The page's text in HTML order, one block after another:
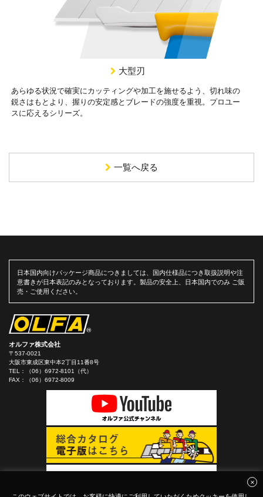
大型刃
あらゆる状況で確実にカッティングや加工を施せるよう、切れ味の
鋭さはもとより、握りの安定感とブレードの強度を重視。プロユー
スに応えるシリーズ。
一覧へ戻る
日本国内向けパッケージ商品につきましては、国内仕様品につき取扱説明や注
意書きが日本表記のみとなっております。製品の安全上、日本国内でのみ ご販
売・ご使用ください。
オルファ株式会社
〒537-0021
大阪市東成区東中本2丁目11番8号
TEL：
（06）6972-8101（代）
FAX：（06）6972-8009